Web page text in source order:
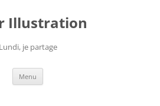
Illustration
Lundi, je partage
Menu